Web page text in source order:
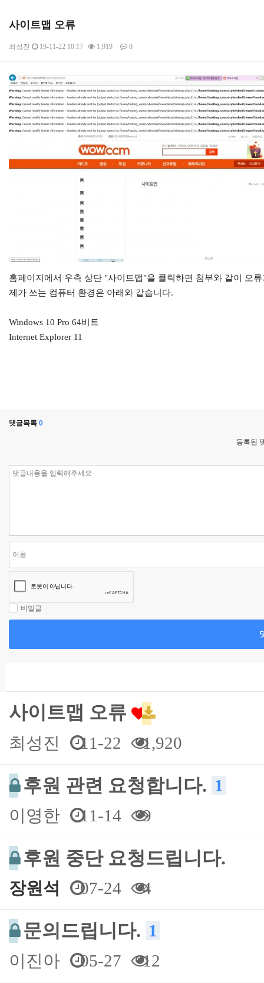
사이트맵 오류
최성진 19-11-22 10:17 1,919 0
본문
홈페이지에서 우측 상단 "사이트맵"을 클릭하면 첨부와 같이 오
제가 쓰는 컴퓨터 환경은 아래와 같습니다.
Windows 10 Pro 64비트
Internet Explorer 11
댓글목록 0
등록된
비밀글
사이트맵 오류
최성진 11-22 1,920
후원 관련 요청합니다. 1
이영한
11-14 9
후원 중단 요청드립니다.
장원석 07-24 4
문의드립니다. 1
이진아
05-27 12